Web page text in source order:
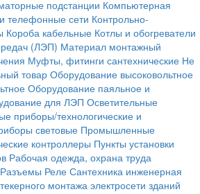
подстанции Компьютерная
телефонные сети Контрольно-
Короба кабельные Котлы и обогреватели
(ЛЭП) Материал монтажный
Муфты, фитинги сантехнические Не
товарОборудование высоковольтное
Оборудование паяльное и
для ЛЭП Осветительные
приборы/технологические и
световые Промышленные
контроллеры Пункты установки
Рабочая одежда, охрана труда
Разъемы Реле Сантехника инженерная
монтажа электросети зданий